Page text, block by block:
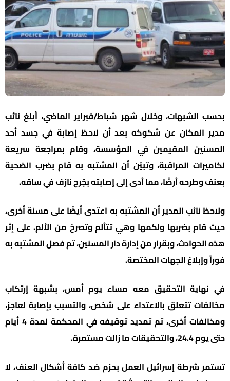
بحسب الشبهات، وخلال شهر شباط/فبراير الماضي، أبلغ نائب
مدير المكان عن شكوكه بعد أن لاحظ إصابة في جسد أحد
المسنين المقيمين في المؤسسة، وقام بمراجعة سريعة
لكاميرات المراقبة، وتبيّن أن المشتبه به قام بضرب الضحية
بعنف وطرحه أرضًا، مما أدى إلى إصابته بجُرح نازف في ساقه.
ولاحظ نائب المدير أن المشتبه به اعتدى أيضًا على مسنة أخرى،
حيث قام بضربها ولكمها وهي تتألم وتصرخ من الألم. على إثر
هذه الحوادث، وبقرار من إدارة دار المسنين، تم فصل المشتبه به
فوراً وإبلاغ الجهات المختصة.
في نهاية التحقيق معه مساء يوم أمس، بشبهة إرتكاب
مخالفات تتعلق بالاعتداء على شخص، والتسبب بإصابة لعاجز،
ومخالفات أخرى، تم تمديد توقيفه في المحكمة لمدة 4 أيام
حتى يوم 24.4، والتحقيقات ما زالت مستمرة.
تستمر شرطة إسرائيل العمل بحزم ضد كافة أشكال العنف، لا